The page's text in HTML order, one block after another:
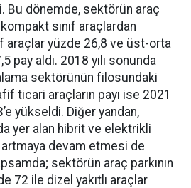
Bu dönemde, sektörün araç
kompakt sınıf araçlardan
araçlar yüzde 26,8 ve üst-orta
pay aldı. 2018 yılı sonunda
sektörünün filosundaki
ticari araçların payı ise 2021
yükseldi. Diğer yandan,
yer alan hibrit ve elektrikli
artmaya devam etmesi de
sektörün araç parkının
72 ile dizel yakıtlı araçlar